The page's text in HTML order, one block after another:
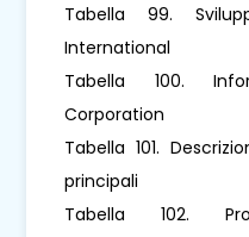
Tabella 99.
International
Tabella 100.
Corporation
Tabella 101.
principali
Tabella 102.